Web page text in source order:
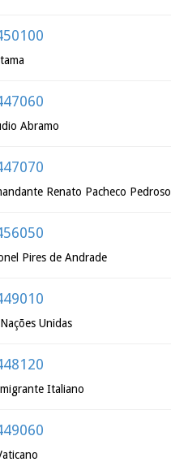
Abramo
Renato Pacheco Pedroso
Pires de Andrade
Unidas
Italiano